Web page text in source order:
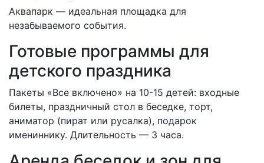
Аквапарк — идеальная площадка для
незабываемого события.
Готовые программы для
детского праздника
Пакеты «Все включено» на 10-15 детей: входные
билеты, праздничный стол в беседке, торт,
аниматор (пират или русалка), подарок
имениннику. Длительность — 3 часа.